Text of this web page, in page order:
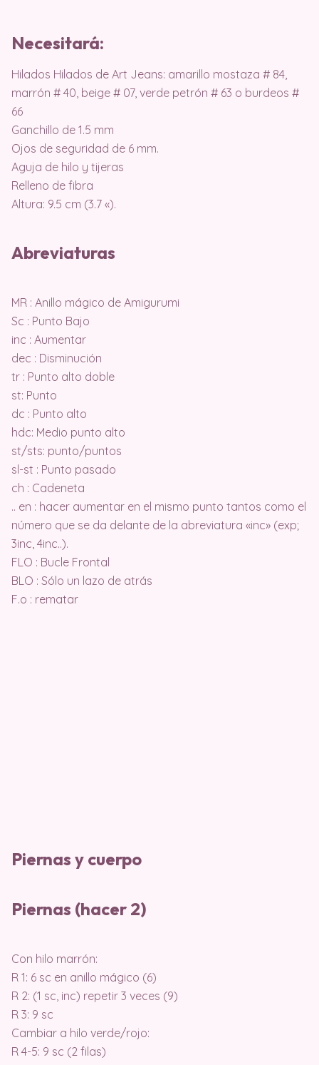
Necesitará:
Hilados Hilados de Art Jeans: amarillo mostaza # 84,
marrón # 40, beige # 07, verde petrón # 63 o burdeos #
66
Ganchillo de 1.5 mm
Ojos de seguridad de 6 mm.
Aguja de hilo y tijeras
Relleno de fibra
Altura: 9.5 cm (3.7 «).
Abreviaturas
MR : Anillo mágico de Amigurumi
Sc : Punto Bajo
inc : Aumentar
dec : Disminución
tr : Punto alto doble
st: Punto
dc : Punto alto
hdc: Medio punto alto
st/sts: punto/puntos
sl-st : Punto pasado
ch : Cadeneta
.. en : hacer aumentar en el mismo punto tantos como el
número que se da delante de la abreviatura «inc» (exp;
3inc, 4inc..).
FLO : Bucle Frontal
BLO : Sólo un lazo de atrás
F.o : rematar
Piernas y cuerpo
Piernas (hacer 2)
Con hilo marrón:
R 1: 6 sc en anillo mágico (6)
R 2: (1 sc, inc) repetir 3 veces (9)
R 3: 9 sc
Cambiar a hilo verde/rojo:
R 4-5: 9 sc (2 filas)